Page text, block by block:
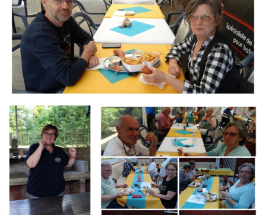
Branding
ARMCHAIR
Branding
ARMCHAIR